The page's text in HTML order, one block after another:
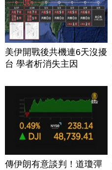
美伊開戰後共機連6天沒擾
台 學者析消失主因
傳伊朗有意談判！道瓊彈